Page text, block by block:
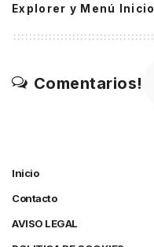
Explorer y Menú Inicio
Comentarios!
Inicio
Contacto
AVISO LEGAL